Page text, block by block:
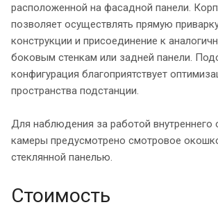
расположенной на фасадной панели.
позволяет осуществлять прямую
конструкции и присоединение к
боковым стенкам или задней панели.
конфигурация благоприятствует
пространства подстанции.
Для наблюдения за работой внутреннего
камеры предусмотрено смотровое
стеклянной панелью.
Стоимость